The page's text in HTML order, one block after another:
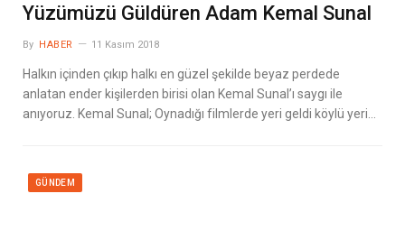
Yüzümüzü Güldüren Adam Kemal Sunal
By HABER 11 Kasım 2018
Halkın içinden çıkıp halkı en güzel şekilde beyaz perdede
anlatan ender kişilerden birisi olan Kemal Sunal’ı saygı ile
anıyoruz. Kemal Sunal; Oynadığı filmlerde yeri geldi köylü yeri…
GÜNDEM